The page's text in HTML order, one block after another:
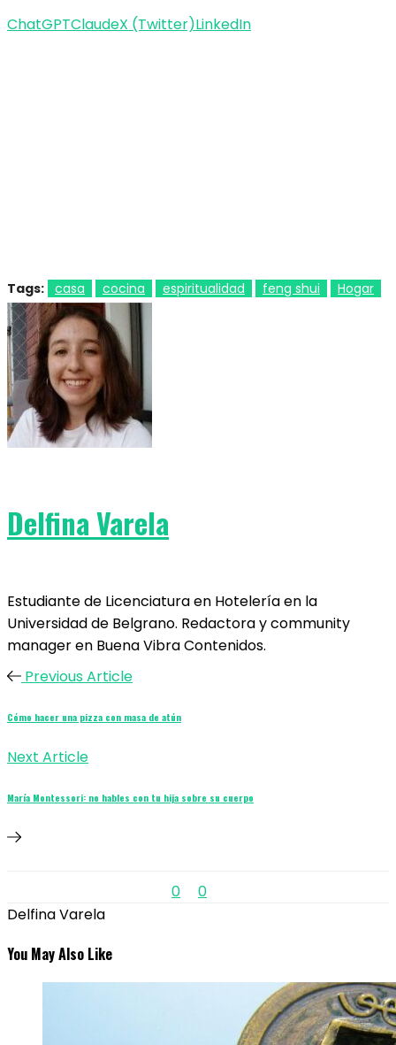
ChatGPTClaudeX (Twitter)LinkedIn
Tags: casa cocina espiritualidad feng shui Hogar
Delfina Varela
Estudiante de Licenciatura en Hotelería en la
Universidad de Belgrano. Redactora y community
manager en Buena Vibra Contenidos.
Previous Article
Cómo hacer una pizza con masa de atún
Next Article
María Montessori: no hables con tu hija sobre su cuerpo
0
0
Delfina Varela
You May Also Like